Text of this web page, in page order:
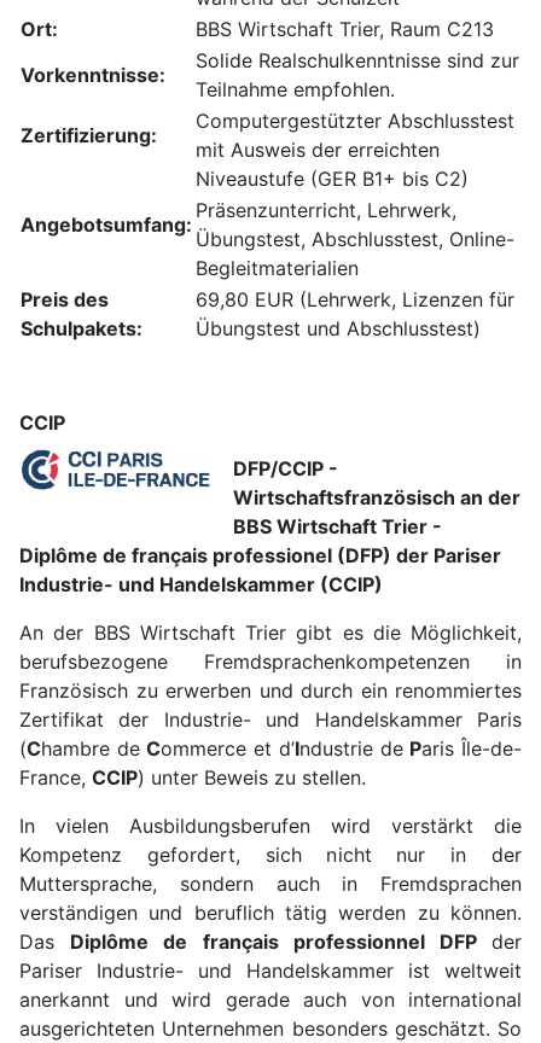
Ort:
BBS Wirtschaft Trier, Raum C213
Vorkenntnisse:
Solide Realschulkenntnisse sind zur
Teilnahme empfohlen.
Zertifizierung:
Computergestützter Abschlusstest
mit Ausweis der erreichten
Niveaustufe (GER B1+ bis C2)
Angebotsumfang:
Präsenzunterricht, Lehrwerk,
Übungstest, Abschlusstest, Online-
Begleitmaterialien
Preis des
Schulpakets:
69,80 EUR (Lehrwerk, Lizenzen für
Übungstest und Abschlusstest)
CCIP
DFP/CCIP -
Wirtschaftsfranzösisch an der
BBS Wirtschaft Trier -
Diplôme de français professionel (DFP) der Pariser
Industrie- und Handelskammer (CCIP)
An der BBS Wirtschaft Trier gibt es die Möglichkeit,
berufsbezogene Fremdsprachen­kompetenzen in
Französisch zu erwerben und durch ein renommiertes
Zertifikat der Industrie- und Handelskammer Paris
(Chambre deCommerce et d’Industrie de Paris Île-de-
France, CCIP) unter Beweis zu stellen.
In vielen Ausbildungsberufen wird verstärkt die
Kompetenz gefordert, sich nicht nur in der
Muttersprache, sondern auch in Fremdsprachen
verständigen und beruflich tätig werden zu können.
Das Diplôme de français professionnel DFPder
Pariser Industrie- und Handelskammer ist weltweit
anerkannt und wird gerade auch von international
ausgerichteten Unternehmen besonders geschätzt. So